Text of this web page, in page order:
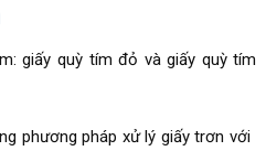
giấy quỳ tím đỏ và giấy quỳ tím
phương pháp xử lý giấy trơn với